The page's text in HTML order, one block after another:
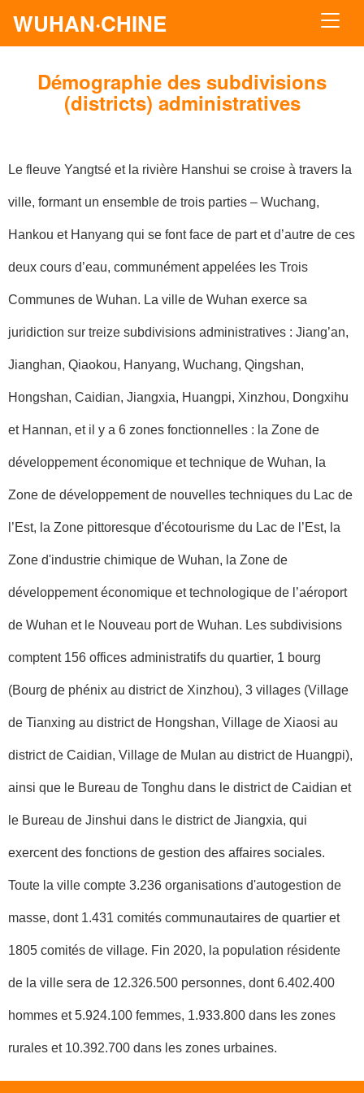
WUHAN·CHINE
Démographie des subdivisions
(districts) administratives
Le fleuve Yangtsé et la rivière Hanshui se croise à travers la
ville, formant un ensemble de trois parties – Wuchang,
Hankou et Hanyang qui se font face de part et d’autre de ces
deux cours d’eau, communément appelées les Trois
Communes de Wuhan. La ville de Wuhan exerce sa
juridiction sur treize subdivisions administratives : Jiang’an,
Jianghan, Qiaokou, Hanyang, Wuchang, Qingshan,
Hongshan, Caidian, Jiangxia, Huangpi, Xinzhou, Dongxihu
et Hannan, et il y a 6 zones fonctionnelles : la Zone de
développement économique et technique de Wuhan, la
Zone de développement de nouvelles techniques du Lac de
l’Est, la Zone pittoresque d'écotourisme du Lac de l’Est, la
Zone d'industrie chimique de Wuhan, la Zone de
développement économique et technologique de l’aéroport
de Wuhan et le Nouveau port de Wuhan. Les subdivisions
comptent 156 offices administratifs du quartier, 1 bourg
(Bourg de phénix au district de Xinzhou), 3 villages (Village
de Tianxing au district de Hongshan, Village de Xiaosi au
district de Caidian, Village de Mulan au district de Huangpi),
ainsi que le Bureau de Tonghu dans le district de Caidian et
le Bureau de Jinshui dans le district de Jiangxia, qui
exercent des fonctions de gestion des affaires sociales.
Toute la ville compte 3.236 organisations d'autogestion de
masse, dont 1.431 comités communautaires de quartier et
1805 comités de village. Fin 2020, la population résidente
de la ville sera de 12.326.500 personnes, dont 6.402.400
hommes et 5.924.100 femmes, 1.933.800 dans les zones
rurales et 10.392.700 dans les zones urbaines.